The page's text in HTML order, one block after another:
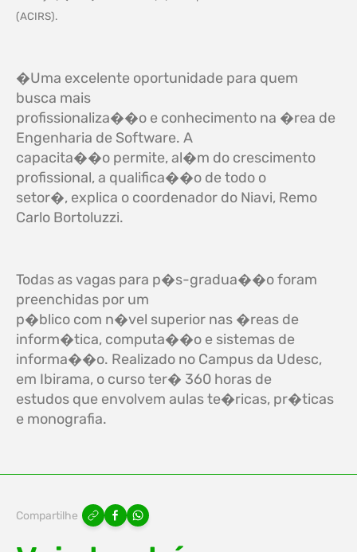
(ACIRS).
�Uma excelente oportunidade para quem
busca mais
profissionaliza��o e conhecimento na �rea de
Engenharia de Software. A
capacita��o permite, al�m do crescimento
profissional, a qualifica��o de todo o
setor�, explica o coordenador do Niavi, Remo
Carlo Bortoluzzi.
Todas as vagas para p�s-gradua��o foram
preenchidas por um
p�blico com n�vel superior nas �reas de
inform�tica, computa��o e sistemas de
informa��o. Realizado no Campus da Udesc,
em Ibirama, o curso ter� 360 horas de
estudos que envolvem aulas te�ricas, pr�ticas
e monografia.
Compartilhe